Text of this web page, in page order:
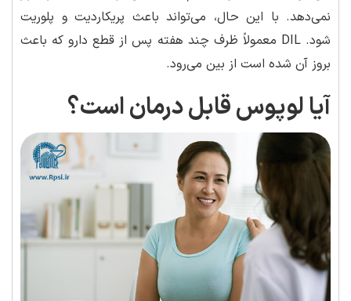
نمی‌دهد. با این حال، می‌تواند باعث پریکاردیت و پلوریت
شود. DIL معمولاً ظرف چند هفته پس از قطع دارو که باعث
بروز آن شده است از بین می‌رود.
آیا لوپوس قابل درمان است؟